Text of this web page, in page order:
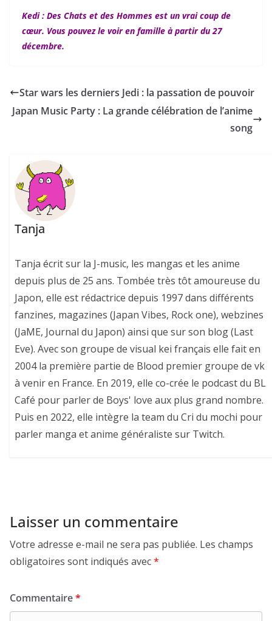
Kedi : Des Chats et des Hommes est un vrai coup de
cœur. Vous pouvez le voir en famille à partir du 27
décembre.
Star wars les derniers Jedi : la passation de pouvoir
Japan Music Party : La grande célébration de l’anime
song
Tanja
Tanja écrit sur la J-music, les mangas et les anime
depuis plus de 25 ans. Tombée très tôt amoureuse du
Japon, elle est rédactrice depuis 1997 dans différents
fanzines, magazines (Japan Vibes, Rock one), webzines
(JaME, Journal du Japon) ainsi que sur son blog (Last
Eve). Avec son groupe de visual kei français elle fait en
2004 la première partie de Blood premier groupe de vk
à venir en France. En 2019, elle co-crée le podcast du BL
Café pour parler de Boys' love aux plus grand nombre.
Puis en 2022, elle intègre la team du Cri du mochi pour
parler manga et anime généraliste sur Twitch.
Laisser un commentaire
Votre adresse e-mail ne sera pas publiée. Les champs
obligatoires sont indiqués avec*
Commentaire*